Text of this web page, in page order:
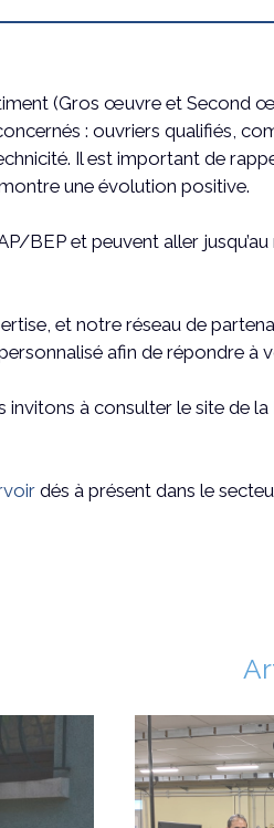
(Gros œuvre et Second
: ouvriers qualifiés,
Il est important de
une évolution positive.
BEP et peuvent aller
et notre réseau de
afin de répondre à
invitons à consulter le site de la
dés à présent dans le